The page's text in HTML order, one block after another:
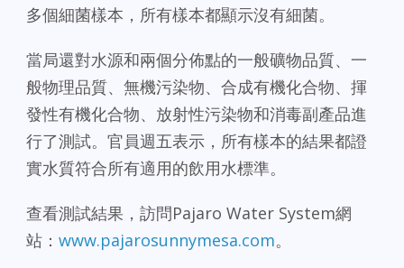
多個細菌樣本，所有樣本都顯示沒有細菌。
當局還對水源和兩個分佈點的一般礦物品質、一
般物理品質、無機污染物、合成有機化合物、揮
發性有機化合物、放射性污染物和消毒副產品進
行了測試。官員週五表示，所有樣本的結果都證
實水質符合所有適用的飲用水標準。
查看測試結果，訪問Pajaro Water System網
站： www.pajarosunnymesa.com。